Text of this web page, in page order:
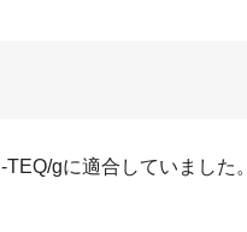
gに適合していました。